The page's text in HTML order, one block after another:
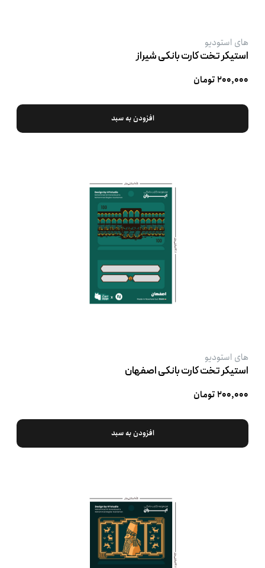
های استودیو
استیکر تخت کارت بانکی شیراز
۲۰۰,۰۰۰ تومان
افزودن به سبد
های استودیو
استیکر تخت کارت بانکی اصفهان
۲۰۰,۰۰۰ تومان
افزودن به سبد